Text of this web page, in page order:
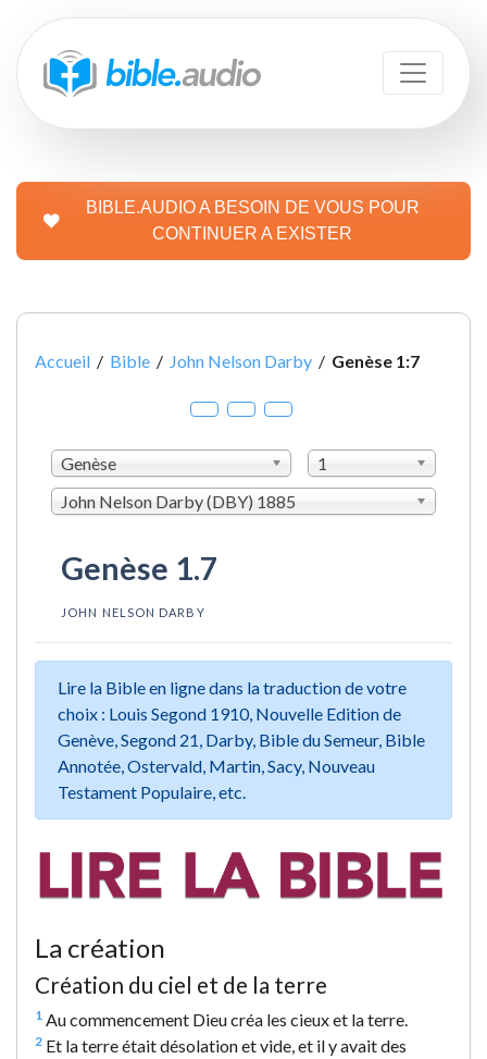
BIBLE.AUDIO A BESOIN DE VOUS POUR
CONTINUER A EXISTER
Accueil / Bible / John Nelson Darby / Genèse 1:7
Genèse
1
John Nelson Darby (DBY) 1885
Genèse 1.7
JOHN NELSON DARBY
Lire la Bible en ligne dans la traduction de votre
choix : Louis Segond 1910, Nouvelle Edition de
Genève, Segond 21, Darby, Bible du Semeur, Bible
Annotée, Ostervald, Martin, Sacy, Nouveau
Testament Populaire, etc.
La création
Création du ciel et de la terre
1 Au commencement Dieu créa les cieux et la terre.
2 Et la terre était désolation et vide, et il y avait des